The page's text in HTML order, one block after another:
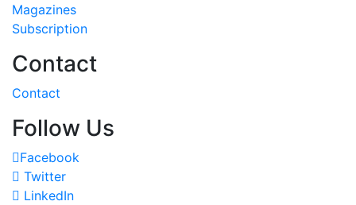
Magazines
Subscription
Contact
Contact
Follow Us
Facebook
Twitter
LinkedIn